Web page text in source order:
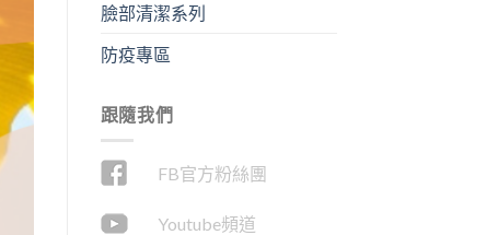
臉部清潔系列
防疫專區
跟隨我們
FB官方粉絲團
Youtube頻道